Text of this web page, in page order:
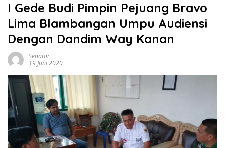
I Gede Budi Pimpin Pejuang Bravo
Lima Blambangan Umpu Audiensi
Dengan Dandim Way Kanan
Senator
19 Juni 2020